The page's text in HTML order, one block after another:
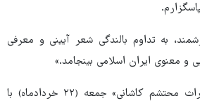
به تداوم بالندگی شعر آیینی و معرفی
و معنوی ایران اسلامی بینجامد.»
«نخستین همایش ملی میراث محتشم کاشانی» جمعه (۲۲ خردادماه) با